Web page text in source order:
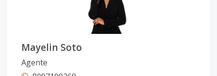
Mayelin Soto
Agente